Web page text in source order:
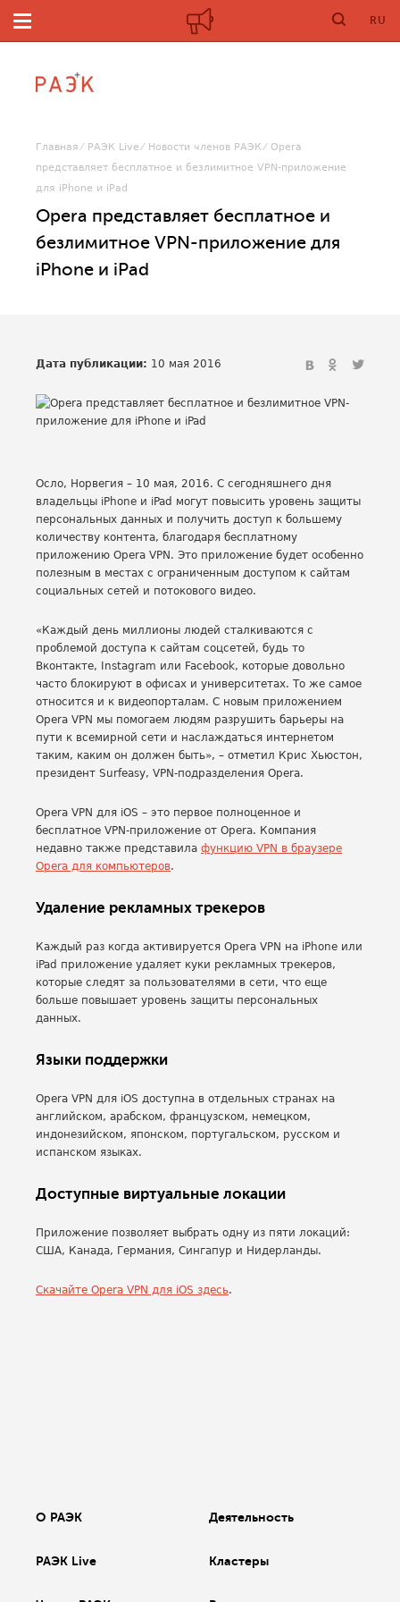
RU
Главная РАЭК Live Новости членов РАЭК
Opera
представляет бесплатное и безлимитное VPN-приложение
для iPhone и iPad
Opera представляет бесплатное и
безлимитное VPN-приложение для
iPhone и iPad
Дата публикации: 10 мая 2016
Осло, Норвегия – 10 мая, 2016. С сегодняшнего дня
владельцы iPhone и iPad могут повысить уровень защиты
персональных данных и получить доступ к большему
количеству контента, благодаря бесплатному
приложению Opera VPN. Это приложение будет особенно
полезным в местах с ограниченным доступом к сайтам
социальных сетей и потокового видео.
«Каждый день миллионы людей сталкиваются с
проблемой доступа к сайтам соцсетей, будь то
Вконтакте, Instagram или Facebook, которые довольно
часто блокируют в офисах и университетах. То же самое
относится и к видеопорталам. С новым приложением
Opera VPN мы помогаем людям разрушить барьеры на
пути к всемирной сети и наслаждаться интернетом
таким, каким он должен быть», – отметил Крис Хьюстон,
президент Surfeasy, VPN-подразделения Opera.
Opera VPN для iOS – это первое полноценное и
бесплатное VPN-приложение от Opera. Компания
недавно также представила функцию VPN в браузере
Opera для компьютеров.
Удаление рекламных трекеров
Каждый раз когда активируется Opera VPN на iPhone или
iPad приложение удаляет куки рекламных трекеров,
которые следят за пользователями в сети, что еще
больше повышает уровень защиты персональных
данных.
Языки поддержки
Opera VPN для iOS доступна в отдельных странах на
английском, арабском, французском, немецком,
индонезийском, японском, португальском, русском и
испанском языках.
Доступные виртуальные локации
Приложение позволяет выбрать одну из пяти локаций:
США, Канада, Германия, Сингапур и Нидерланды.
Скачайте Opera VPN для iOS здесь.
О РАЭК Деятельность
РАЭК Live Кластеры